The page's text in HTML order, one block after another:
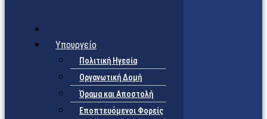
Υπουργείο
Πολιτική Ηγεσία
Οργανωτική Δομή
Όραμα και Αποστολή
Εποπτευόμενοι Φορείς